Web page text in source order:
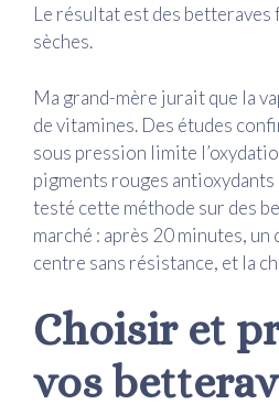
Le résultat est des betteraves
sèches.
Ma grand-mère jurait que la
de vitamines. Des études
sous pression limite
pigments rouges antioxydants
testé cette méthode sur des
marché : après 20 minutes, un
centre sans résistance, et la
Choisir et
vos